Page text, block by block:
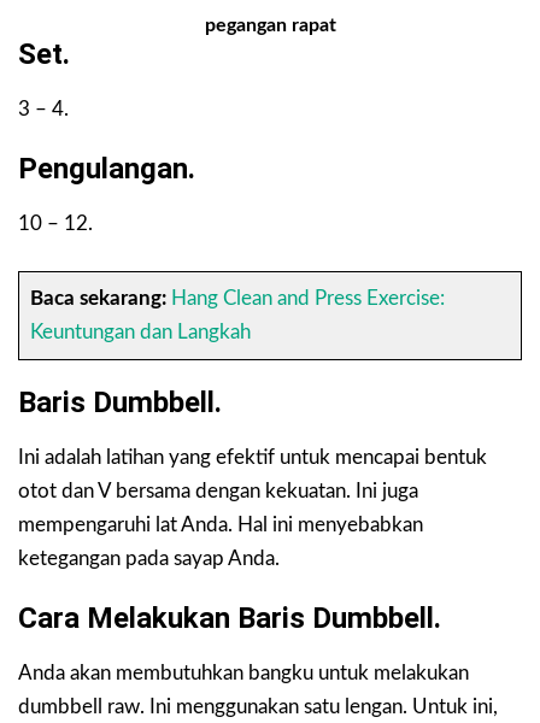
pegangan rapat
Set.
3 – 4.
Pengulangan.
10 – 12.
Baca sekarang: Hang Clean and Press Exercise:
Keuntungan dan Langkah
Baris Dumbbell.
Ini adalah latihan yang efektif untuk mencapai bentuk
otot dan V bersama dengan kekuatan. Ini juga
mempengaruhi lat Anda. Hal ini menyebabkan
ketegangan pada sayap Anda.
Cara Melakukan Baris Dumbbell.
Anda akan membutuhkan bangku untuk melakukan
dumbbell raw. Ini menggunakan satu lengan. Untuk ini,